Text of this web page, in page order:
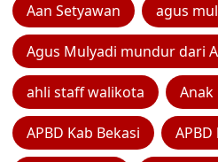
Aan Setyawan agus
Agus Mulyadi mundur dari
ahli staff walikota Anak
APBD Kab Bekasi